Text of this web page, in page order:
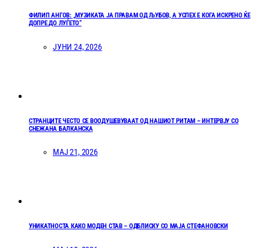
ФИЛИП АНГОВ: „МУЗИКАТА ЈА ПРАВАМ ОД ЉУБОВ, А УСПЕХ Е КОГА ИСКРЕНО ЌЕ
ДОПРЕ ДО ЛУЃЕТО“
ЈУНИ 24, 2026
СТРАНЦИТЕ ЧЕСТО СЕ ВООДУШЕВУВААТ ОД НАШИОТ РИТАМ – ИНТЕРВЈУ СО
СНЕЖАНА БАЛКАНСКА
МАЈ 21, 2026
УНИКАТНОСТА КАКО МОДЕН СТАВ – ОДБЛИСКУ СО МАЈА СТЕФАНОВСКИ